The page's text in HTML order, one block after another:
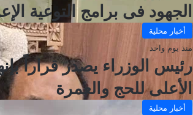
الجهود فى برامج التوعية
أخبار محلية
منذ يوم واحد
رئيس الوزراء يصدر قراراً
الأعلى للحج والعمرة
أخبار محلية